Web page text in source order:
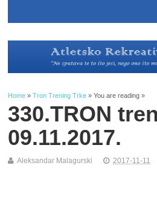
Home »Tron Trening Trke » You are reading »
330.TRON
09.11.2017.
Aleksandar Malagurski 2017-11-11